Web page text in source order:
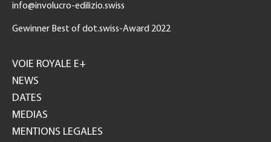
info@involucro-edilizio.swiss
Gewinner Best of dot.swiss-Award 2022
GH
VOIE ROYALE E+
NEWS
DATES
MEDIAS
MENTIONS LEGALES